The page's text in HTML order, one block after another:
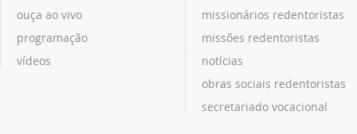
ouça ao vivo
programação
vídeos
missionários redentoristas
missões redentoristas
notícias
obras sociais redentoristas
secretariado vocacional